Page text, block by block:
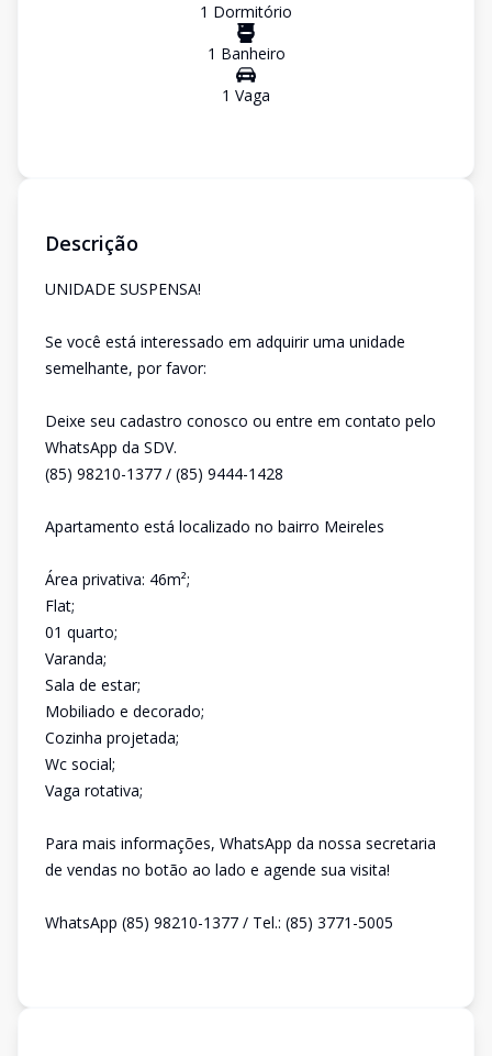
1 Dormitório
1 Banheiro
1 Vaga
Descrição
UNIDADE SUSPENSA!
Se você está interessado em adquirir uma unidade
semelhante, por favor:
Deixe seu cadastro conosco ou entre em contato pelo
WhatsApp da SDV.
(85) 98210-1377 / (85) 9444-1428
Apartamento está localizado no bairro Meireles
Área privativa: 46m²;
Flat;
01 quarto;
Varanda;
Sala de estar;
Mobiliado e decorado;
Cozinha projetada;
Wc social;
Vaga rotativa;
Para mais informações, WhatsApp da nossa secretaria
de vendas no botão ao lado e agende sua visita!
WhatsApp (85) 98210-1377 / Tel.: (85) 3771-5005